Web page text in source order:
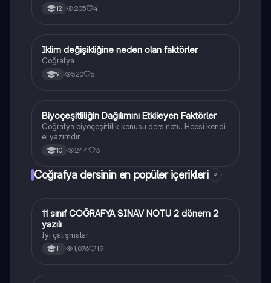
12 205 4
Coğrafya
İklim değişikliğine neden olan faktörler
Coğrafya
9 520 5
Coğrafya
Biyoçeşitliliğin Dağılımını Etkileyen Faktörler
Coğrafya biyoçeşitlilik konusu ders notu. Hepsi kendi
el yazımdır.
10 244 3
Coğrafya dersinin en popüler içerikleri 9
Coğrafya
11 sınıf COĞRAFYA SINAV NOTU 2 dönem 2
yazılı
İyi çalışmalar
11 1,076 19